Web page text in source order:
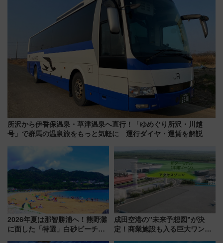
活躍するための仕組みも
所沢から伊香保温泉・草津温泉へ直行！「ゆめぐり所沢・川越
号」で群馬の温泉旅をもっと気軽に 運行ダイヤ・運賃を解説
2026年夏は那智勝浦へ！熊野灘
に面した「特選」白砂ビーチは
成田空港の”未来予想図”が決
定！商業施設も入る巨大ワンタ